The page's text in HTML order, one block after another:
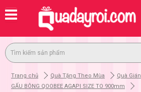
Trang chủ Quà Tặng Theo Mùa
Quà
GẤU BÔNG QOOBEE AGAPI SIZE TO 900mm